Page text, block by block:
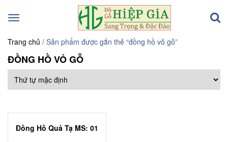
Toggle
Trang chủ / Sản phẩm được gắn thẻ “đồng hồ vỏ gỗ”
ĐỒNG HỒ VỎ GỖ
Đồng Hồ Quả Tạ MS: 01